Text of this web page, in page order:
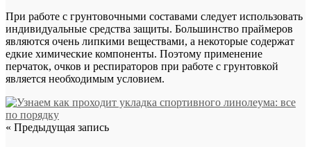
При работе с грунтовочными составами следует использовать
индивидуальные средства защиты. Большинство праймеров
являются очень липкими веществами, а некоторые содержат
едкие химические компоненты. Поэтому применение
перчаток, очков и респираторов при работе с грунтовкой
является необходимым условием.
« Предыдущая запись